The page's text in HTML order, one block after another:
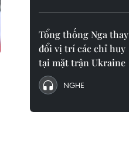
Tổng thống Nga thay
đổi vị trí các chỉ huy
tại mặt trận Ukraine
NGHE